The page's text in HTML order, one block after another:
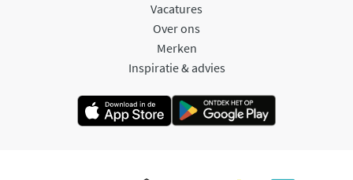
Vacatures
Over ons
Merken
Inspiratie & advies